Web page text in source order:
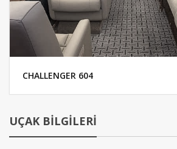
CHALLENGER 604
UÇAK BİLGİLERİ